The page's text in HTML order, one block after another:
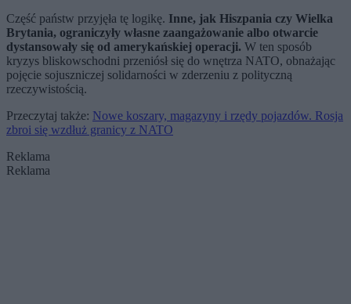
Część państw przyjęła tę logikę. Inne, jak Hiszpania czy Wielka
Brytania, ograniczyły własne zaangażowanie albo otwarcie
dystansowały się od amerykańskiej operacji. W ten sposób
kryzys bliskowschodni przeniósł się do wnętrza NATO, obnażając
pojęcie sojuszniczej solidarności w zderzeniu z polityczną
rzeczywistością.
Przeczytaj także: Nowe koszary, magazyny i rzędy pojazdów. Rosja
zbroi się wzdłuż granicy z NATO
Reklama
Reklama